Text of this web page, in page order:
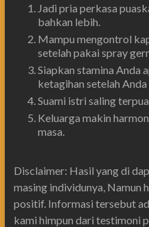
Jadi pria perkasa
bahkan lebih.
Mampu mengontrol
setelah pakai spray
Siapkan stamina Anda
ketagihan setelah
Suami istri saling
Keluarga makin
masa.
Disclaimer: Hasil yang di
masing individunya, Namun
positif. Informasi tersebut
kami himpun dari testimoni